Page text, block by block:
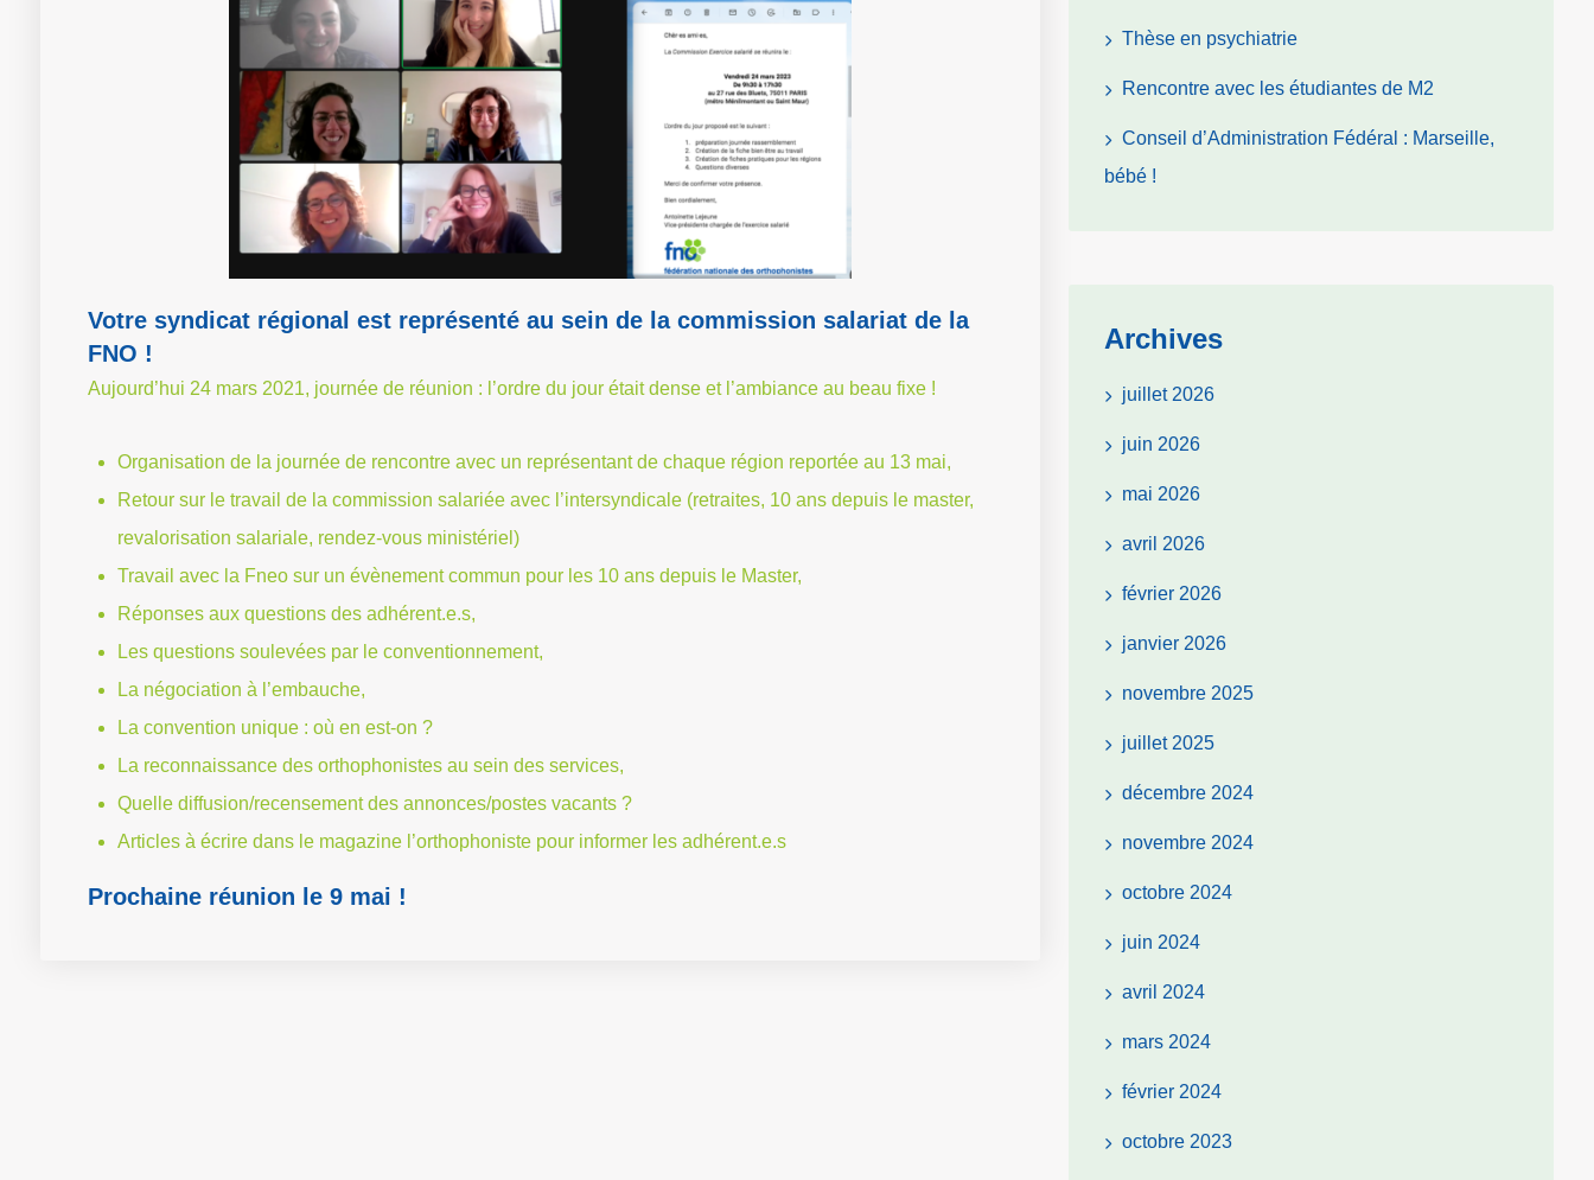
Votre syndicat régional est représenté au sein de la commission salariat de la
FNO !
Aujourd’hui 24 mars 2021, journée de réunion : l’ordre du jour était dense et l’ambiance au beau fixe !
Organisation de la journée de rencontre avec un représentant de chaque région reportée au 13 mai,
Retour sur le travail de la commission salariée avec l’intersyndicale (retraites, 10 ans depuis le master,
revalorisation salariale, rendez-vous ministériel)
Travail avec la Fneo sur un évènement commun pour les 10 ans depuis le Master,
Réponses aux questions des adhérent.e.s,
Les questions soulevées par le conventionnement,
La négociation à l’embauche,
La convention unique : où en est-on ?
La reconnaissance des orthophonistes au sein des services,
Quelle diffusion/recensement des annonces/postes vacants ?
Articles à écrire dans le magazine l’orthophoniste pour informer les adhérent.e.s
Prochaine réunion le 9 mai !
Thèse en psychiatrie
Rencontre avec les étudiantes de M2
Conseil d’Administration Fédéral : Marseille,
bébé !
Archives
juillet 2026
juin 2026
mai 2026
avril 2026
février 2026
janvier 2026
novembre 2025
juillet 2025
décembre 2024
novembre 2024
octobre 2024
juin 2024
avril 2024
mars 2024
février 2024
octobre 2023